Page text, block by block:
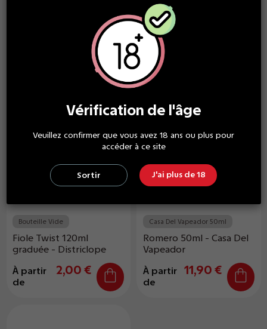
À partir
de
Bouteille Vide
Fiole Twist 120ml
graduée - Districlope
À partir
de
2,00 €
Casa Del Vapeador 50ml
Romero 50ml - Casa Del
Vapeador
À partir
de
11,90 €
Vérification de l'âge
Veuillez confirmer que vous avez 18 ans ou plus pour
accéder à ce site
Sortir J'ai plus de 18